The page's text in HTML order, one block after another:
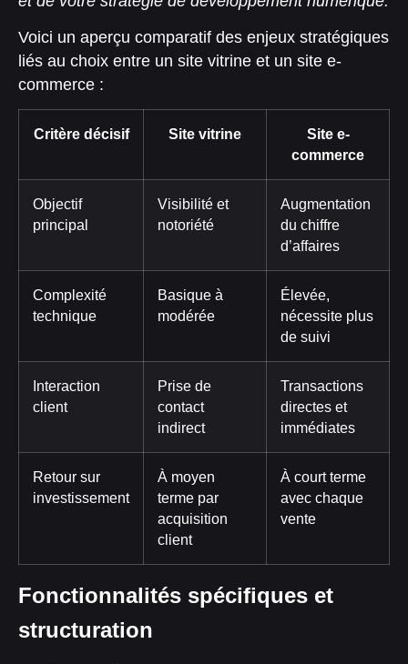
Voici un aperçu comparatif des enjeux stratégiques
liés au choix entre un site vitrine et un site e-
commerce :
Critère décisif Site vitrine
Site e-
commerce
Objectif
principal
Visibilité et
notoriété
Augmentation
du chiffre
d’affaires
Complexité
technique
Basique à
modérée
Élevée,
nécessite plus
de suivi
Interaction
client
Prise de
contact
indirect
Transactions
directes et
immédiates
Retour sur
investissement
À moyen
terme par
acquisition
client
À court terme
avec chaque
vente
Fonctionnalités spécifiques et
structuration